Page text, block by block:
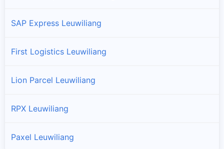
SAP Express Leuwiliang
First Logistics Leuwiliang
Lion Parcel Leuwiliang
RPX Leuwiliang
Paxel Leuwiliang